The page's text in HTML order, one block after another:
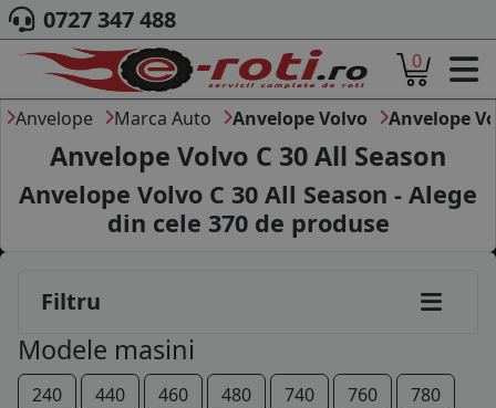
ACASA
DESPRE NOI
ANVELOPE
AUTO
CAMION
MOTO
MARCA AUTO
BLOG
0727 347 488
0
Anvelope Marca Auto Anvelope Volvo Anvelope
Anvelope Volvo C 30 All Season
Anvelope Volvo C 30 All Season - Alege
din cele 370de produse
Filtru
Modele masini
240 440 460 480 740 760
780